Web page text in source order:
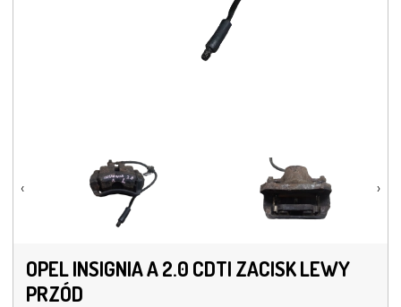
‹ ›
OPEL INSIGNIA A 2.0 CDTI ZACISK LEWY
PRZÓD